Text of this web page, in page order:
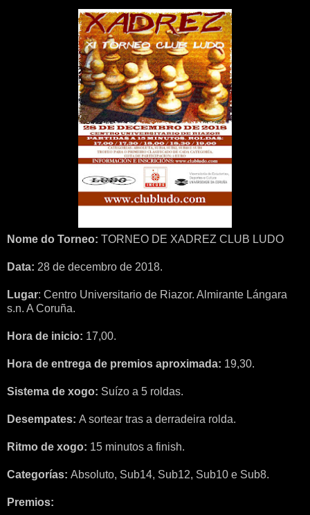
Nome do Torneo: TORNEO DE XADREZ CLUB LUDO
Data: 28 de decembro de 2018.
Lugar: Centro Universitario de Riazor. Almirante Lángara
s.n. A Coruña.
Hora de inicio: 17,00.
Hora de entrega de premios aproximada: 19,30.
Sistema de xogo: Suízo a 5 roldas.
Desempates: A sortear tras a derradeira rolda.
Ritmo de xogo: 15 minutos a finish.
Categorías: Absoluto, Sub14, Sub12, Sub10 e Sub8.
Premios: